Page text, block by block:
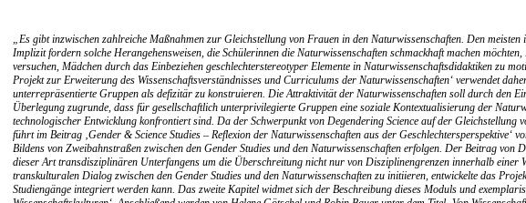
„Es gibt inzwischen zahlreiche Maßnahmen zur Gleichstellung von Frauen in den Naturwissenschaften. Den
Implizit fordern solche Herangehensweisen, die Schülerinnen die Naturwissenschaften schmackhaft machen
versuchen, Mädchen durch das Einbeziehen geschlechterstereotyper Elemente in Naturwissenschaftsdidaktiken zu
Projekt zur Erweiterung des Wissenschaftsverständnisses und Curriculums der Naturwissenschaften‘ verwendet
unterrepräsentierte Gruppen als defizitär zu konstruieren. Die Attraktivität der Naturwissenschaften soll durch den
Überlegung zugrunde, dass für gesellschaftlich unterprivilegierte Gruppen eine soziale Kontextualisierung der
technologischer Entwicklung konfrontiert sind. Da der Schwerpunkt von Degendering Science auf der
führt im Beitrag ‚Gender & Science Studies – Reflexion der Naturwissenschaften aus der
Bildens von Zweibahnstraßen zwischen den Gender Studies und den Naturwissenschaften erfolgen. Der Beitrag
dieser Art transdisziplinären Unterfangens um die Überschreitung nicht nur von Disziplinengrenzen innerhalb einer
transkulturalen Dialog zwischen den Gender Studies und den Naturwissenschaften zu initiieren, entwickelte das
Studiengänge integriert werden kann. Das zweite Kapitel widmet sich der Beschreibung dieses Moduls und